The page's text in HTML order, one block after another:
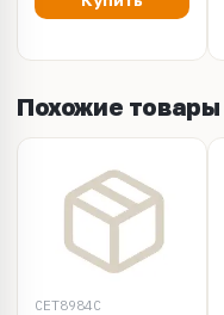
302L793024)
Похожие товары
CET8984C